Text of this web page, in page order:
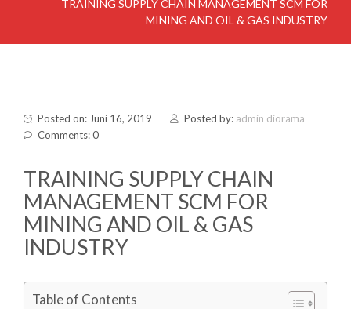
TRAINING SUPPLY CHAIN MANAGEMENT SCM FOR
MINING AND OIL & GAS INDUSTRY
Posted on: Juni 16, 2019 Posted by: admin diorama
Comments: 0
TRAINING SUPPLY CHAIN
MANAGEMENT SCM FOR
MINING AND OIL & GAS
INDUSTRY
Table of Contents